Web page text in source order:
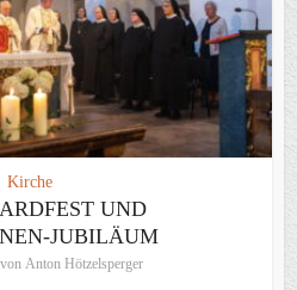
Kirche
UND
JUBILÄUM
von Anton Hötzelsperger